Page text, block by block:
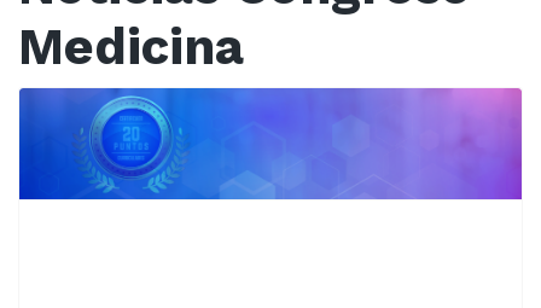
Medicina